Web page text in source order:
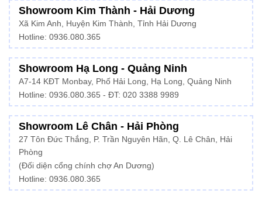
Showroom Kim Thành - Hải Dương
Xã Kim Anh, Huyện Kim Thành, Tỉnh Hải Dương
Hotline: 0936.080.365
Showroom Hạ Long - Quảng Ninh
A7-14 KĐT Monbay, Phố Hải Long, Hạ Long, Quảng Ninh
Hotline: 0936.080.365 - ĐT: 020 3388 9989
Showroom Lê Chân - Hải Phòng
27 Tôn Đức Thắng, P. Trần Nguyên Hãn, Q. Lê Chân, Hải
Phòng
(Đối diện cổng chính chợ An Dương)
Hotline: 0936.080.365